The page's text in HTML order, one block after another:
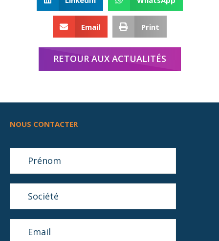
Email Print
RETOUR AUX ACTUALITÉS
NOUS CONTACTER